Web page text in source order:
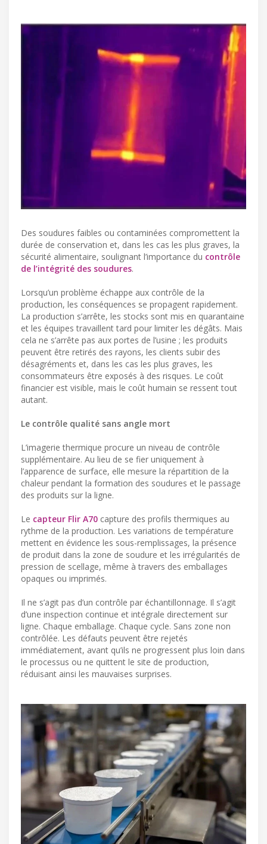
Des soudures faibles ou contaminées compromettent la
durée de conservation et, dans les cas les plus graves, la
sécurité alimentaire, soulignant l’importance du contrôle
de l’intégrité des soudures.
Lorsqu’un problème échappe aux contrôle de la
production, les conséquences se propagent rapidement.
La production s’arrête, les stocks sont mis en quarantaine
et les équipes travaillent tard pour limiter les dégâts. Mais
cela ne s’arrête pas aux portes de l’usine ; les produits
peuvent être retirés des rayons, les clients subir des
désagréments et, dans les cas les plus graves, les
consommateurs être exposés à des risques. Le coût
financier est visible, mais le coût humain se ressent tout
autant.
Le contrôle qualité sans angle mort
L’imagerie thermique procure un niveau de contrôle
supplémentaire. Au lieu de se fier uniquement à
l’apparence de surface, elle mesure la répartition de la
chaleur pendant la formation des soudures et le passage
des produits sur la ligne.
Le capteur Flir A70 capture des profils thermiques au
rythme de la production. Les variations de température
mettent en évidence les sous-remplissages, la présence
de produit dans la zone de soudure et les irrégularités de
pression de scellage, même à travers des emballages
opaques ou imprimés.
Il ne s’agit pas d’un contrôle par échantillonnage. Il s’agit
d’une inspection continue et intégrale directement sur
ligne. Chaque emballage. Chaque cycle. Sans zone non
contrôlée. Les défauts peuvent être rejetés
immédiatement, avant qu’ils ne progressent plus loin dans
le processus ou ne quittent le site de production,
réduisant ainsi les mauvaises surprises.